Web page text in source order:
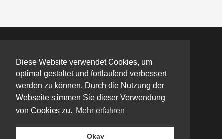
Diese Website verwendet Cookies, um
optimal gestaltet und fortlaufend verbessert
werden zu können. Durch die Nutzung der
Webseite stimmen Sie dieser Verwendung
von Cookies zu. Mehr erfahren
Okay
Datenschutz|Impressum|Newsletter|
Haftungsausschluss